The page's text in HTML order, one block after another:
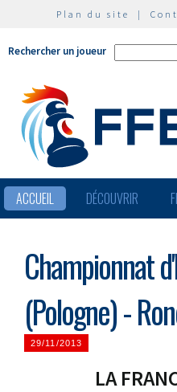
Plan du site |
Rechercher un joueur
ACCUEIL DÉCOUVRIR
Championnat
(Pologne) -
29/11/2013
LA